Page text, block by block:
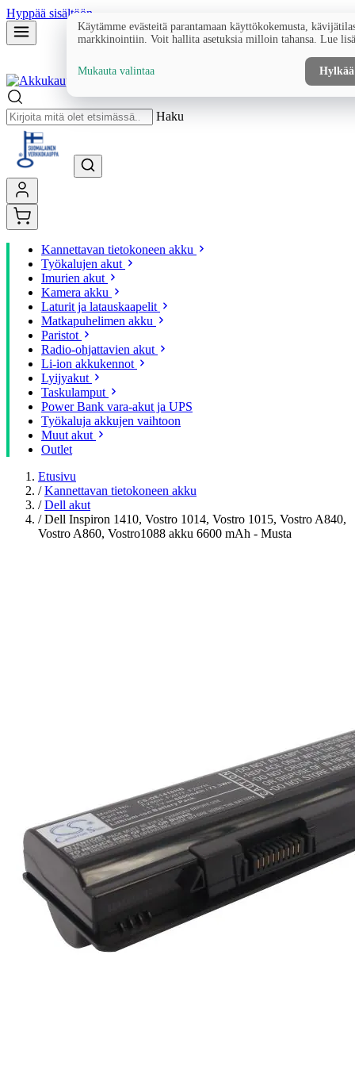
Hyppää sisältöön
Haku
Kannettavan tietokoneen akku
Työkalujen akut
Imurien akut
Kamera akku
Laturit ja latauskaapelit
Matkapuhelimen akku
Paristot
Radio-ohjattavien akut
Li-ion akkukennot
Lyijyakut
Taskulamput
Power Bank vara-akut ja UPS
Työkaluja akkujen vaihtoon
Muut akut
Outlet
Etusivu
/ Kannettavan tietokoneen akku
/ Dell akut
/ Dell Inspiron 1410, Vostro 1014, Vostro 1015, Vostro A840,
Vostro A860, Vostro1088 akku 6600 mAh - Musta
Käytämme evästeitä parantamaan käyttökokemusta,
markkinointiin. Voit hallita asetuksia milloin tahansa. Lue
Mukauta valintaa Hylkää